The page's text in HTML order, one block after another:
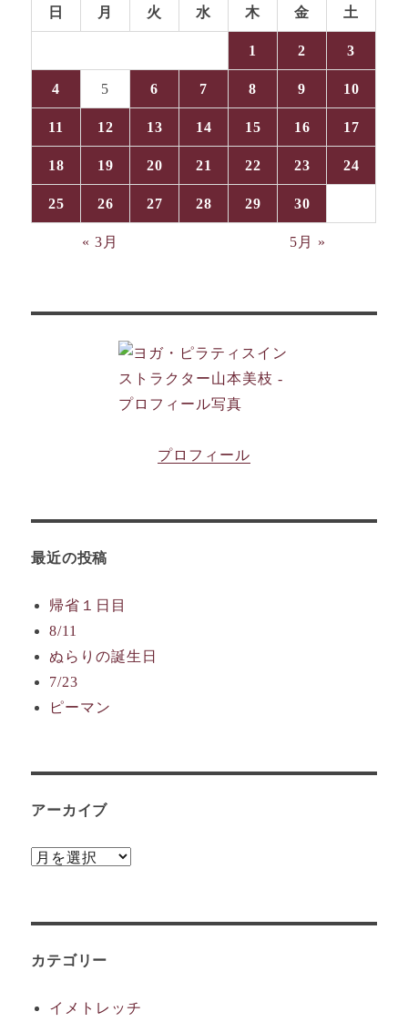
日 月 火 水 木 金 土
1 2 3
4 5 6 7 8 9 10
11 12 13 14 15 16 17
18 19 20 21 22 23 24
25 26 27 28 29 30
« 3月 5月 »
プロフィール
最近の投稿
帰省１日目
8/11
ぬらりの誕生日
7/23
ピーマン
アーカイブ
ア
ブ
カテゴリー
イメトレッチ